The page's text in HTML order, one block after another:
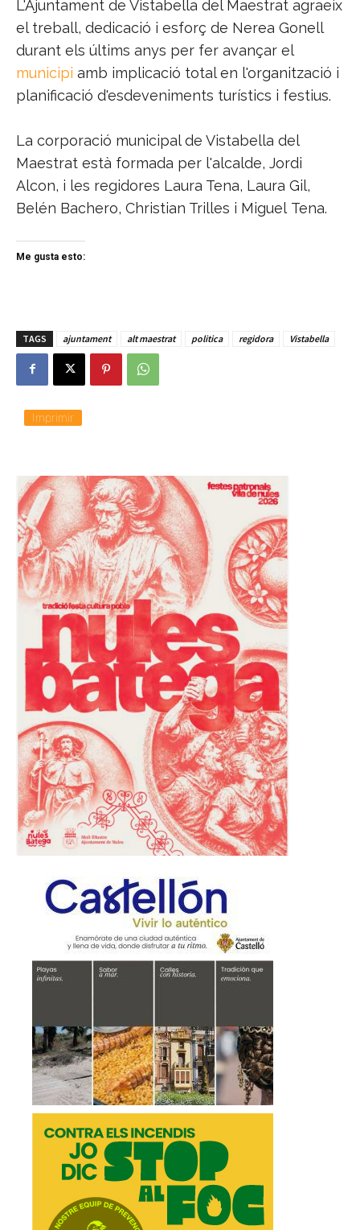
L'Ajuntament de Vistabella del Maestrat agraeix
el treball, dedicació i esforç de Nerea Gonell
durant els últims anys per fer avançar el
municipi amb implicació total en l'organització i
planificació d'esdeveniments turístics i festius.
La corporació municipal de Vistabella del
Maestrat està formada per l'alcalde, Jordi
Alcon, i les regidores Laura Tena, Laura Gil,
Belén Bachero, Christian Trilles i Miguel Tena.
Me gusta esto:
TAGS ajuntament alt maestrat politica regidora Vistabella
Imprimir